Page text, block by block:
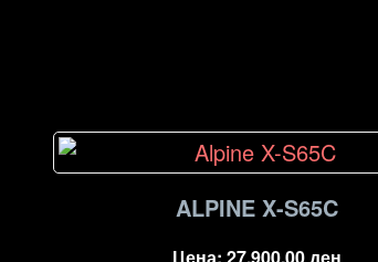
ALPINE X-S65C